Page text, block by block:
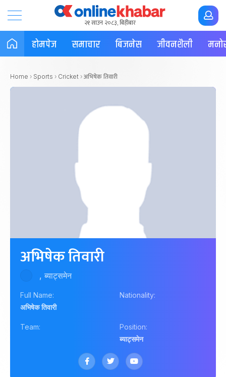
२१ साउन २०८३, बिहीबार
होमपेज समाचार बिजनेस जीवनशैली
Home › Sports › Cricket › अभिषेक तिवारी
अभिषेक तिवारी
, ब्याट्समेन
Full Name:
अभिषेक तिवारी
Nationality:
Team:
Position:
ब्याट्समेन